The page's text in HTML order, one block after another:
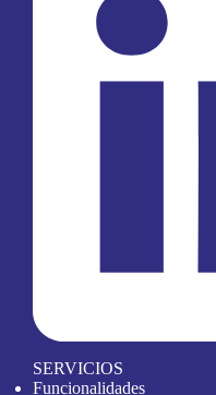
SERVICIOS
Funcionalidades